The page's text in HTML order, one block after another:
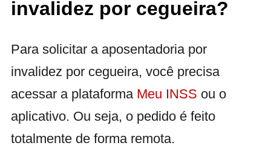
invalidez por cegueira?
Para solicitar a aposentadoria por
invalidez por cegueira, você precisa
acessar a plataforma Meu INSS ou o
aplicativo. Ou seja, o pedido é feito
totalmente de forma remota.